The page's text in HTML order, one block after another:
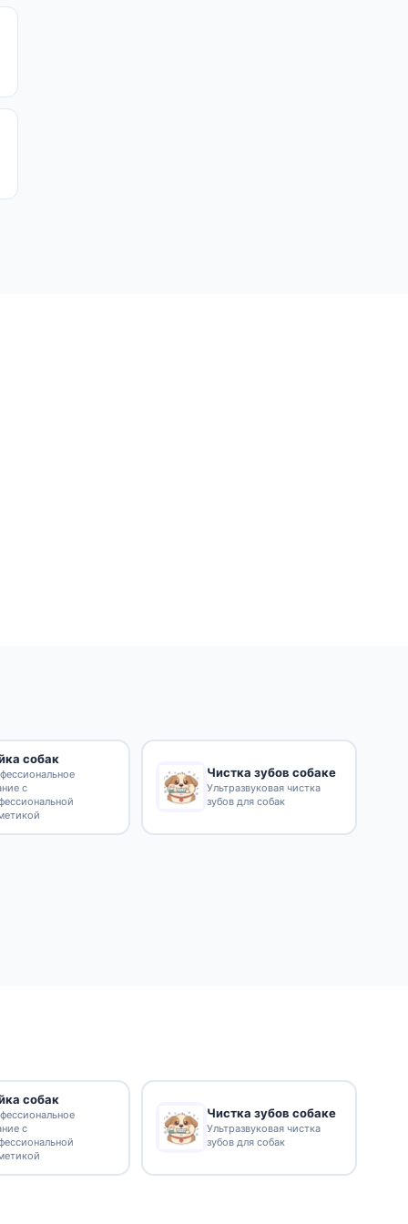
собак
с
Чистка зубов собаке
Ультразвуковая чистка
зубов для собак
собак
с
Чистка зубов собаке
Ультразвуковая чистка
зубов для собак